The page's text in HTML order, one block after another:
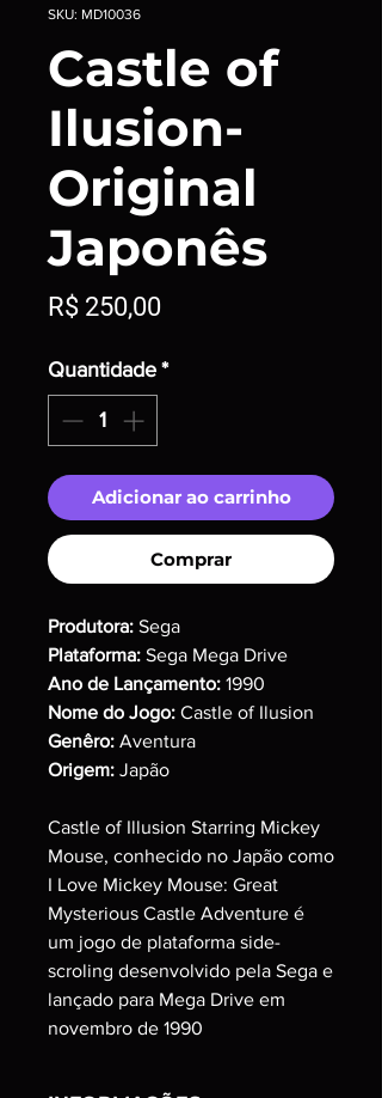
SKU: MD10036
Castle of
Ilusion-
Original
Japonês
R$ 250,00Preço
Quantidade *
Adicionar ao carrinho
Comprar
Produtora: Sega
Plataforma: Sega Mega Drive
Ano de Lançamento: 1990
Nome do Jogo: Castle of Ilusion
Genêro: Aventura
Origem: Japão
Castle of Illusion Starring Mickey
Mouse, conhecido no Japão como
I Love Mickey Mouse: Great
Mysterious Castle Adventure é
um jogo de plataforma side-
scroling desenvolvido pela Sega e
lançado para Mega Drive em
novembro de 1990